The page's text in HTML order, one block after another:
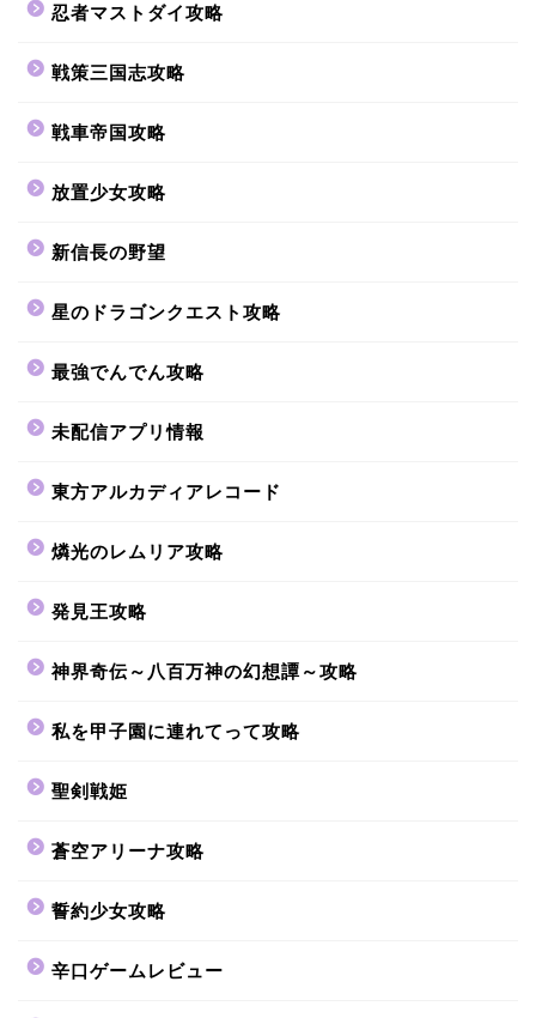
忍者マストダイ攻略
戦策三国志攻略
戦車帝国攻略
放置少女攻略
新信長の野望
星のドラゴンクエスト攻略
最強でんでん攻略
未配信アプリ情報
東方アルカディアレコード
燐光のレムリア攻略
発見王攻略
神界奇伝～八百万神の幻想譚～攻略
私を甲子園に連れてって攻略
聖剣戦姫
蒼空アリーナ攻略
誓約少女攻略
辛口ゲームレビュー